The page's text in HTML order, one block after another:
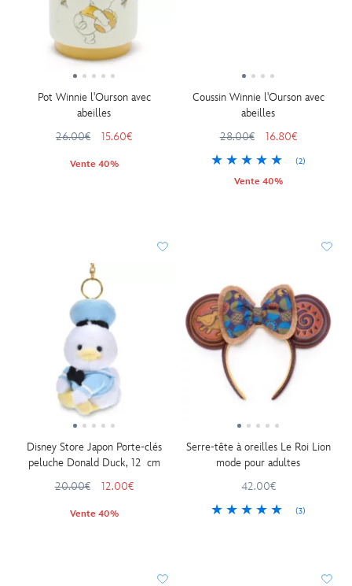
Pot Winnie l'Ourson avec
abeilles
26.00€
15.60€
Vente 40%
Coussin Winnie l'Ourson avec
abeilles
28.00€
16.80€
(2)
Vente 40%
Disney Store Japon Porte-clés
peluche Donald Duck, 12 cm
20.00€
12.00€
Vente 40%
Serre-tête à oreilles Le Roi Lion
mode pour adultes
42.00€
(3)